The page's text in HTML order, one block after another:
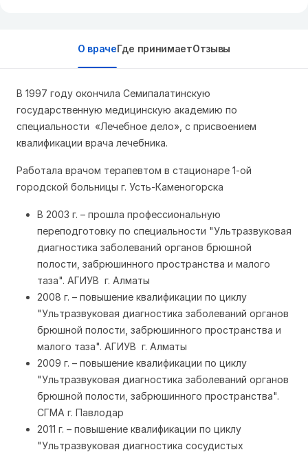
О врачеГде принимаетОтзывы
В 1997 году окончила Семипалатинскую
государственную медицинскую академию по
специальности «Лечебное дело», с присвоением
квалификации врача лечебника.
Работала врачом терапевтом в стационаре 1-ой
городской больницы г. Усть-Каменогорска
В 2003 г. – прошла профессиональную
переподготовку по специальности "Ультразвуковая
диагностика заболеваний органов брюшной
полости, забрюшинного пространства и малого
таза". АГИУВ г. Алматы
2008 г. – повышение квалификации по циклу
"Ультразвуковая диагностика заболеваний органов
брюшной полости, забрюшинного пространства и
малого таза". АГИУВ г. Алматы
2009 г. – повышение квалификации по циклу
"Ультразвуковая диагностика заболеваний органов
брюшной полости, забрюшинного пространства".
СГМА г. Павлодар
2011 г. – повышение квалификации по циклу
"Ультразвуковая диагностика сосудистых